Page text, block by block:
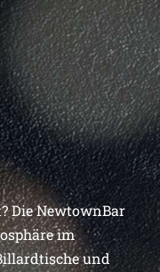
Die NewtownBar
im
und